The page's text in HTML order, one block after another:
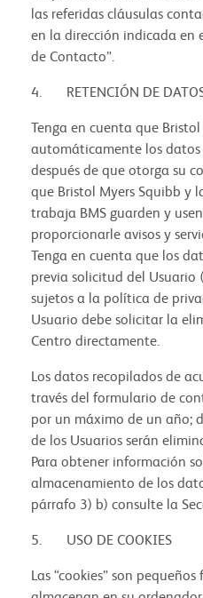
las referidas cláusulas
en la dirección indicada en
de Contacto”.
4. RETENCIÓN DE DATOS
Tenga en cuenta que
automáticamente los datos
después de que otorga su
que Bristol Myers Squibb y
trabaja BMS guarden y
proporcionarle avisos y
Tenga en cuenta que los
previa solicitud del Usuario
sujetos a la política de
Usuario debe solicitar la
Centro directamente.
Los datos recopilados de
través del formulario de
por un máximo de un año;
de los Usuarios serán
Para obtener información
almacenamiento de los
párrafo 3) b) consulte la
5. USO DE COOKIES
Las “cookies” son